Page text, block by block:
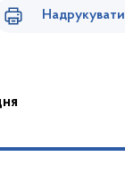
Надрукувати